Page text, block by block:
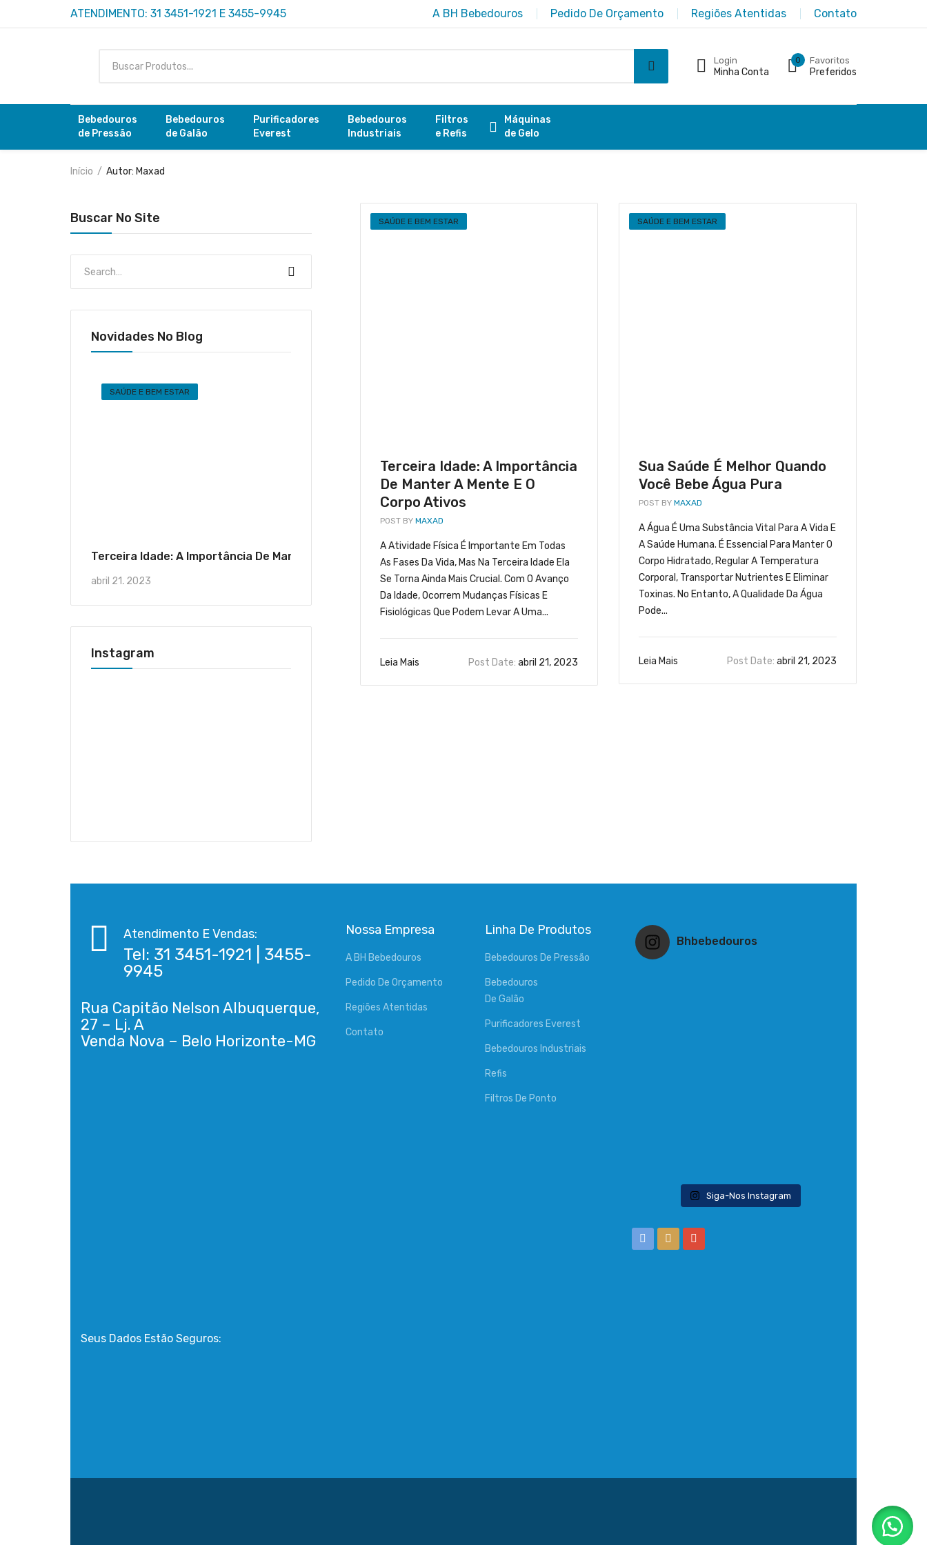
ATENDIMENTO: 31 3451-1921 E 3455-9945 A BH Bebedouros Pedido De Orçamento Regiões Atentidas Contato
Login
Minha Conta
0 Favoritos
Preferidos
Bebedouros
de Pressão
Bebedouros
de Galão
Purificadores
Everest
Bebedouros
Industriais
Filtros
e Refis
Máquinas
de Gelo
Início Autor: Maxad
SAÚDE E BEM ESTAR
Terceira Idade: A Importância
De Manter A Mente E O
Corpo Ativos
POST BY MAXAD
A Atividade Física É Importante Em Todas
As Fases Da Vida, Mas Na Terceira Idade Ela
Se Torna Ainda Mais Crucial. Com O Avanço
Da Idade, Ocorrem Mudanças Físicas E
Fisiológicas Que Podem Levar A Uma...
Leia Mais Post Date: abril 21, 2023
SAÚDE E BEM ESTAR
Sua Saúde É Melhor Quando
Você Bebe Água Pura
POST BY MAXAD
A Água É Uma Substância Vital Para A Vida E
A Saúde Humana. É Essencial Para Manter O
Corpo Hidratado, Regular A Temperatura
Corporal, Transportar Nutrientes E Eliminar
Toxinas. No Entanto, A Qualidade Da Água
Pode...
Leia Mais Post Date: abril 21, 2023
Buscar No Site
Novidades No Blog
SAÚDE E BEM ESTAR
Terceira Idade: A Importância De Manter A Mente E O Corpo Ativos
abril 21, 2023
Sua Saúde É Melhor Quando Você Bebe Água Pura
abril 21, 2023
Instagram
Atendimento E Vendas:
Tel: 31 3451-1921 | 3455-
9945
Rua Capitão Nelson Albuquerque,
27 – Lj. A
Seus Dados Estão Seguros:
Nossa Empresa
A BH Bebedouros
Pedido De Orçamento
Regiões Atentidas
Contato
Linha De Produtos
Bebedouros De Pressão
Bebedouros
De Galão
Purificadores Everest
Bebedouros Industriais
Refis
Filtros De Ponto
Bhbebedouros
Siga-Nos Instagram